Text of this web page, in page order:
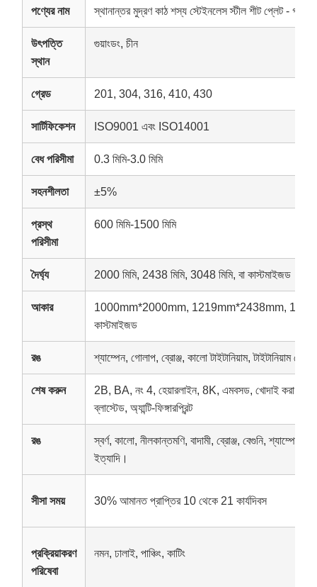
পণ্যের নাম স্থানান্তর মুদ্রণ কাঠ শস্য স্টেইনলেস স্টীল শীট প্লেট - গাঢ়
উৎপত্তি
স্থান
গুয়াংডং, চীন
গ্রেড 201, 304, 316, 410, 430
সার্টিফিকেশন ISO9001 এবং ISO14001
বেধ পরিসীমা 0.3 মিমি-3.0 মিমি
সহনশীলতা ±5%
প্রস্থ
পরিসীমা
600 মিমি-1500 মিমি
দৈর্ঘ্য 2000 মিমি, 2438 মিমি, 3048 মিমি, বা কাস্টমাইজড
আকার
1000mm*2000mm, 1219mm*2438mm,
কাস্টমাইজড
রঙ শ্যাম্পেন, গোলাপ, ব্রোঞ্জ, কালো টাইটানিয়াম, টাইটানিয়াম সোনা,
শেষ করুন
2B, BA, নং 4, হেয়ারলাইন, 8K, এমবসড, খোদাই করা,
ব্লাস্টেড, অ্যান্টি-ফিঙ্গারপ্রিন্ট
রঙ
স্বর্ণ, কালো, নীলকান্তমণি, বাদামী, ব্রোঞ্জ, বেগুনি, শ্যাম্পেন
ইত্যাদি।
সীসা সময় 30% আমানত প্রাপ্তির 10 থেকে 21 কার্যদিবস
প্রক্রিয়াকরণ
পরিষেবা
নমন, ঢালাই, পাঞ্চিং, কাটিং